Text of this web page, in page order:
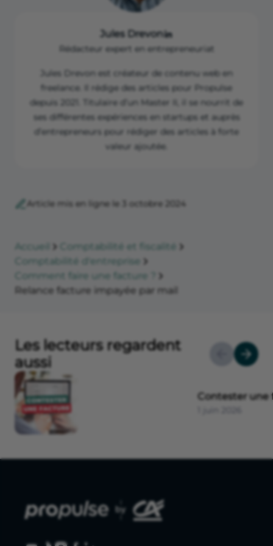
Jules Drevon
Rédacteur expert en entrepreneuriat
Jules Drevon est créateur de contenu web en
freelance. Il rédige des articles pour Propulse
depuis 2021. Titulaire d’un Master II, il se nourrit de
ses différentes expériences en startups et auprès
d’entrepreneurs pour rédiger des articles à forte
valeur ajoutée.
Article mis en ligne le 3 octobre 2024
Accueil
Comptabilité et fiscalité
Comptabilité d'entreprise
Comment faire une facture ?
Relance facture impayée par mail
Les lecteurs regardent
aussi
Contester une